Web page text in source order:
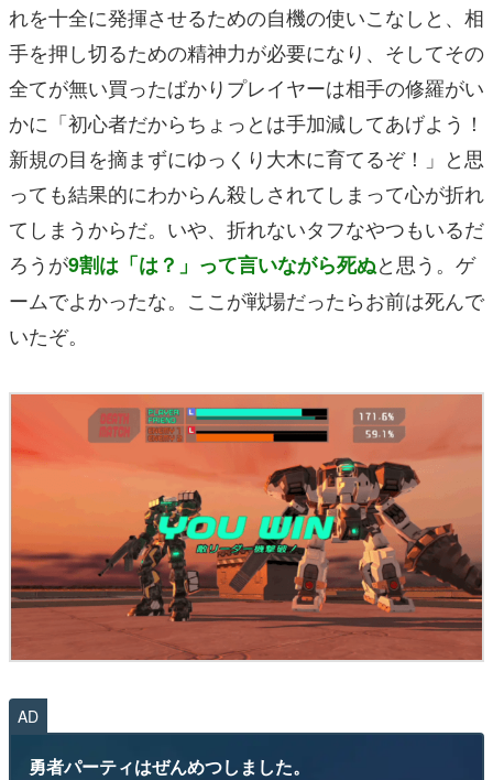
れを十全に発揮させるための自機の使いこなしと、相
手を押し切るための精神力が必要になり、そしてその
全てが無い買ったばかりプレイヤーは相手の修羅がい
かに「初心者だからちょっとは手加減してあげよう！
新規の目を摘まずにゆっくり大木に育てるぞ！」と思
っても結果的にわからん殺しされてしまって心が折れ
てしまうからだ。いや、折れないタフなやつもいるだ
ろうが9割は「は？」って言いながら死ぬと思う。ゲ
ームでよかったな。ここが戦場だったらお前は死んで
いたぞ。
AD
勇者パーティはぜんめつしました。